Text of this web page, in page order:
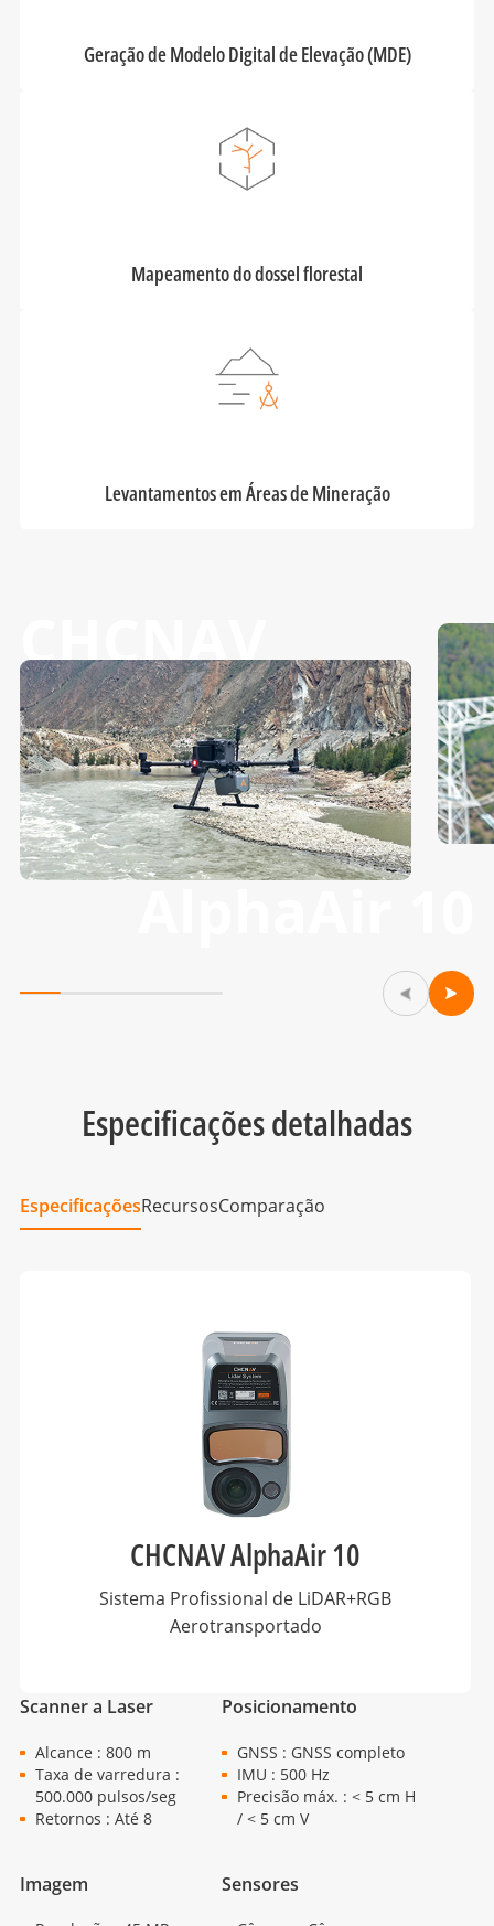
Geração de Modelo Digital de Elevação (MDE)
Mapeamento do dossel florestal
Levantamentos em Áreas de Mineração
CHCNAV
Especificações detalhadas
EspecificaçõesRecursosComparação
CHCNAV AlphaAir 10
Sistema Profissional de LiDAR+RGB
Aerotransportado
Scanner a Laser
Alcance : 800 m
Taxa de varredura :
500.000 pulsos/seg
Retornos : Até 8
Posicionamento
GNSS : GNSS completo
IMU : 500 Hz
Precisão máx. : < 5 cm H
/ < 5 cm V
Imagem Sensores